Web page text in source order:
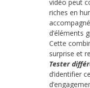
vidéo peut
riches en
d’éléments
Cette
surprise et
Tester
d’identifier